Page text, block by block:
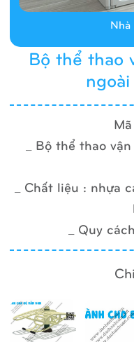
Bộ thể thao
_ Bộ thể thao
_ Chất liệu : nhựa
_ Quy